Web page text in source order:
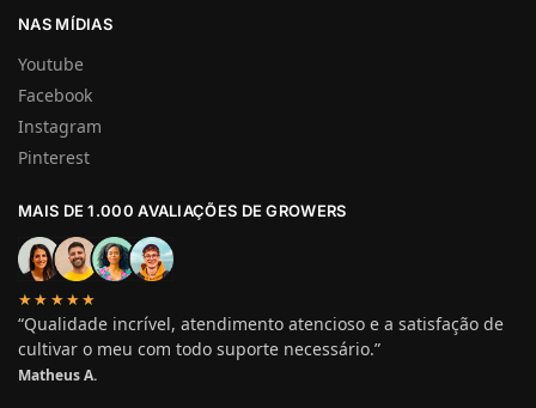
NAS MÍDIAS
Youtube
Facebook
Instagram
Pinterest
MAIS DE 1.000 AVALIAÇÕES DE GROWERS
★★★★★
“Qualidade incrível, atendimento atencioso e a satisfação de
cultivar o meu com todo suporte necessário.”
Matheus A.